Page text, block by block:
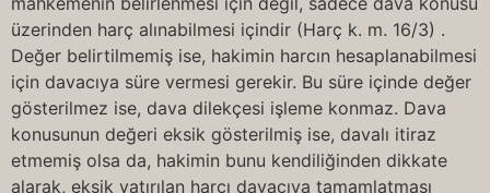
üzerinden harç alınabilmesi içindir (Harç k. m. 16/3) .
Değer belirtilmemiş ise, hakimin harcın hesaplanabilmesi
için davacıya süre vermesi gerekir. Bu süre içinde değer
gösterilmez ise, dava dilekçesi işleme konmaz. Dava
konusunun değeri eksik gösterilmiş ise, davalı itiraz
etmemiş olsa da, hakimin bunu kendiliğinden dikkate
alarak, eksik yatırılan harcı davacıya tamamlatması